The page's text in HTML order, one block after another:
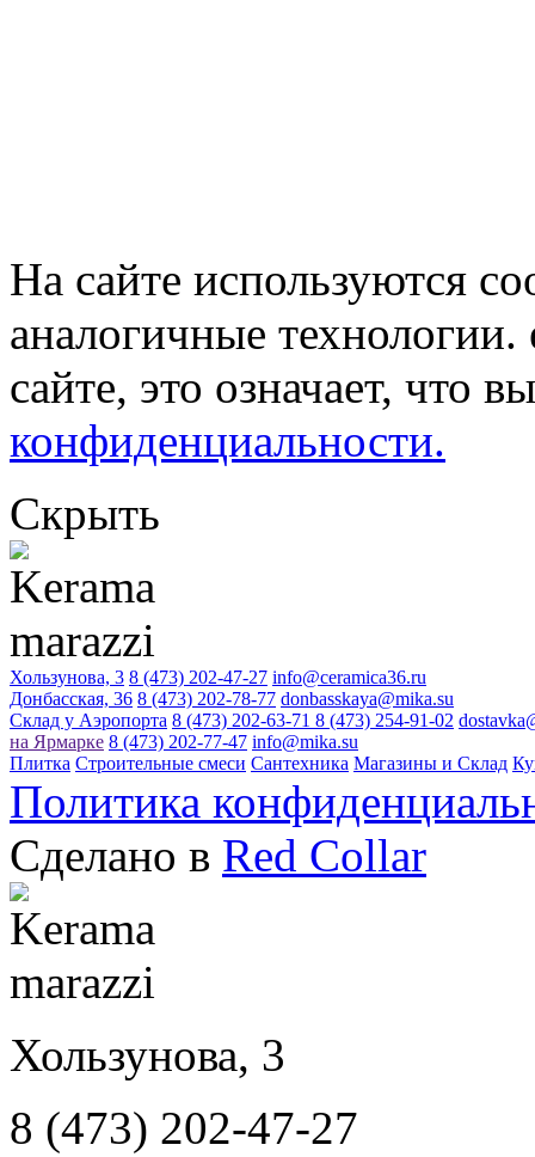
На сайте используются
аналогичные
сайте, это означает, что
конфиденциальности.
Скрыть
Хользунова, 3 8 (473) 202-47-27 info@ceramica36.ru
Донбасская, 36 8 (473) 202-78-77 donbasskaya@mika.su
Склад у Аэропорта 8 (473) 202-63-71 8 (473) 254-91-02
на Ярмарке 8 (473) 202-77-47 info@mika.su
Плитка Строительные смеси Сантехника Магазины и Склад
Политика
Сделано в Red Collar
Хользунова, 3
8 (473) 202-47-27